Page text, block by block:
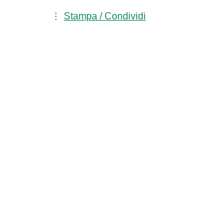
Stampa / Condividi